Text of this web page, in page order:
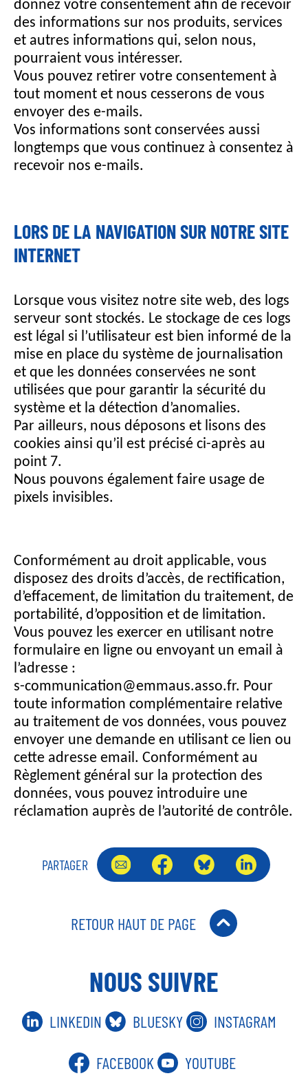
donnez votre consentement afin de recevoir
des informations sur nos produits, services
et autres informations qui, selon nous,
pourraient vous intéresser.
Vous pouvez retirer votre consentement à
tout moment et nous cesserons de vous
envoyer des e-mails.
Vos informations sont conservées aussi
longtemps que vous continuez à consentez à
recevoir nos e-mails.
LORS DE LA NAVIGATION SUR NOTRE SITE
INTERNET
Lorsque vous visitez notre site web, des logs
serveur sont stockés. Le stockage de ces logs
est légal si l’utilisateur est bien informé de la
mise en place du système de journalisation
et que les données conservées ne sont
utilisées que pour garantir la sécurité du
système et la détection d’anomalies.
Par ailleurs, nous déposons et lisons des
cookies ainsi qu’il est précisé ci-après au
point 7.
Nous pouvons également faire usage de
pixels invisibles.
Conformément au droit applicable, vous
disposez des droits d’accès, de rectification,
d’effacement, de limitation du traitement, de
portabilité, d’opposition et de limitation.
Vous pouvez les exercer en utilisant notre
formulaire en ligne ou envoyant un email à
l’adresse :
s-communication@emmaus.asso.fr. Pour
toute information complémentaire relative
au traitement de vos données, vous pouvez
envoyer une demande en utilisant ce lien ou
cette adresse email. Conformément au
Règlement général sur la protection des
données, vous pouvez introduire une
réclamation auprès de l’autorité de contrôle.
PARTAGER
NOUS SUIVRE
LINKEDIN BLUESKY INSTAGRAM
FACEBOOK YOUTUBE
RETOUR HAUT DE PAGE